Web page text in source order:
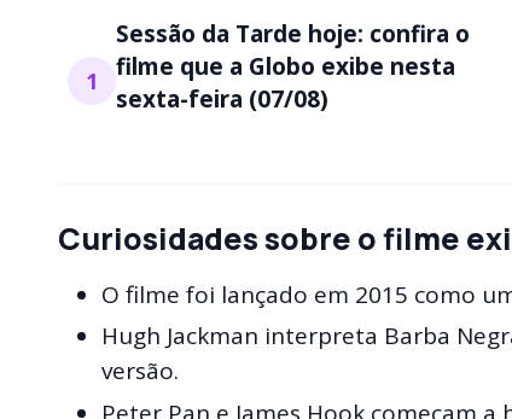
1
Sessão da Tarde hoje: confira o
filme que a Globo exibe nesta
sexta-feira (07/08)
Curiosidades sobre o filme
O filme foi lançado em 2015 como
Hugh Jackman interpreta Barba
versão.
Peter Pan e James Hook começam